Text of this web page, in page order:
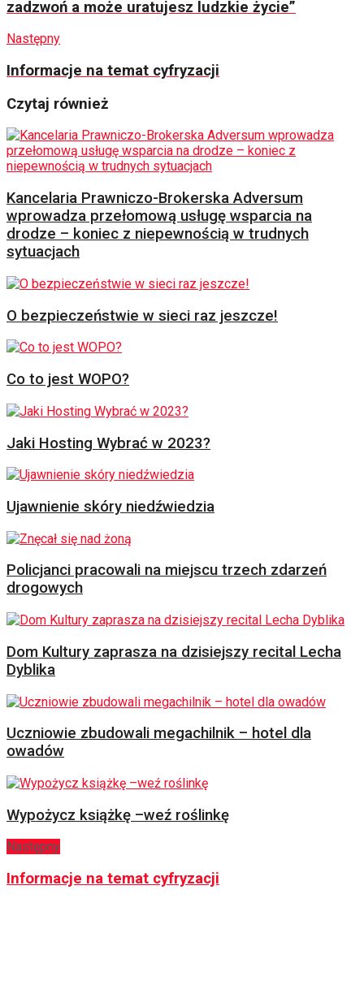
zadzwoń a może uratujesz ludzkie życie”
Następny
Informacje na temat cyfryzacji
Czytaj również
Kancelaria Prawniczo-Brokerska Adversum
wprowadza przełomową usługę wsparcia na
drodze – koniec z niepewnością w trudnych
sytuacjach
O bezpieczeństwie w sieci raz jeszcze!
Co to jest WOPO?
Jaki Hosting Wybrać w 2023?
Ujawnienie skóry niedźwiedzia
Policjanci pracowali na miejscu trzech zdarzeń
drogowych
Dom Kultury zaprasza na dzisiejszy recital Lecha
Dyblika
Uczniowie zbudowali megachilnik – hotel dla
owadów
Wypożycz książkę –weź roślinkę
Następny
Informacje na temat cyfryzacji